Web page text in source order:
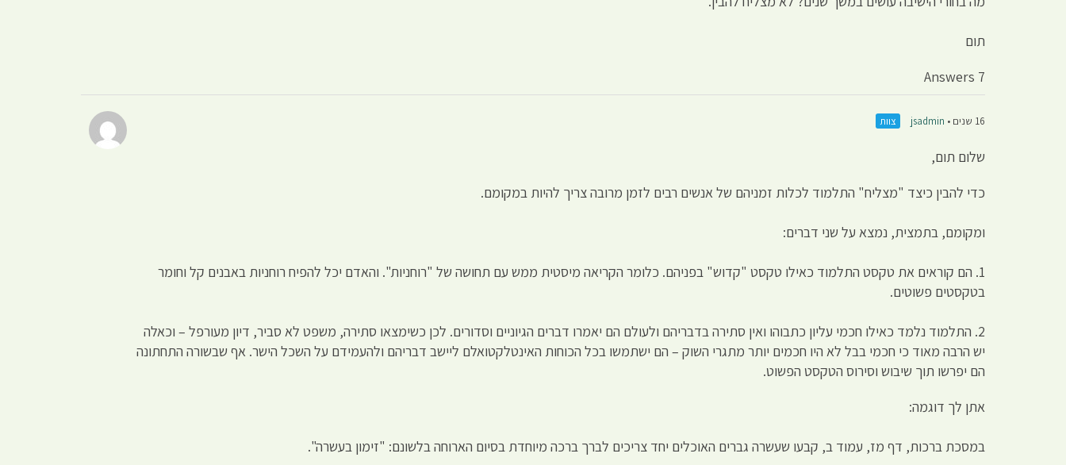
תום
7 Answers
16 שנים • jsadmin צוות
שלום תום,
כדי להבין כיצד "מצליח" התלמוד לכלות זמניהם של אנשים רבים לזמן מרובה צריך להיות במקומם.
ומקומם, בתמצית, נמצא על שני דברים:
1. הם קוראים את טקסט התלמוד כאילו טקסט "קדוש" בפניהם. כלומר הקריאה מיסטית ממש עם תחושה של "רוחניות". והאדם יכל להפיח רוחניות באבנים קל וחומר
בטקסטים פשוטים.
2. התלמוד נלמד כאילו חכמי עליון כתבוהו ואין סתירה בדבריהם ולעולם הם יאמרו דברים הגיוניים וסדורים. לכן כשימצאו סתירה, משפט לא סביר, דיון מעורפל – וכאלה
יש הרבה מאוד כי חכמי בבל לא היו חכמים יותר מתגרי השוק – הם ישתמשו בכל הכוחות האינטלקטואלם ליישב דבריהם ולהעמידם על השכל הישר. אף שבשורה התחתונה
הם יפרשו תוך שיבוש וסירוס הטקסט הפשוט.
אתן לך דוגמה:
במסכת ברכות, דף מז, עמוד ב, קבעו שעשרה גברים האוכלים יחד צריכים לברך ברכה מיוחדת בסיום הארוחה בלשונם: "זימון בעשרה".